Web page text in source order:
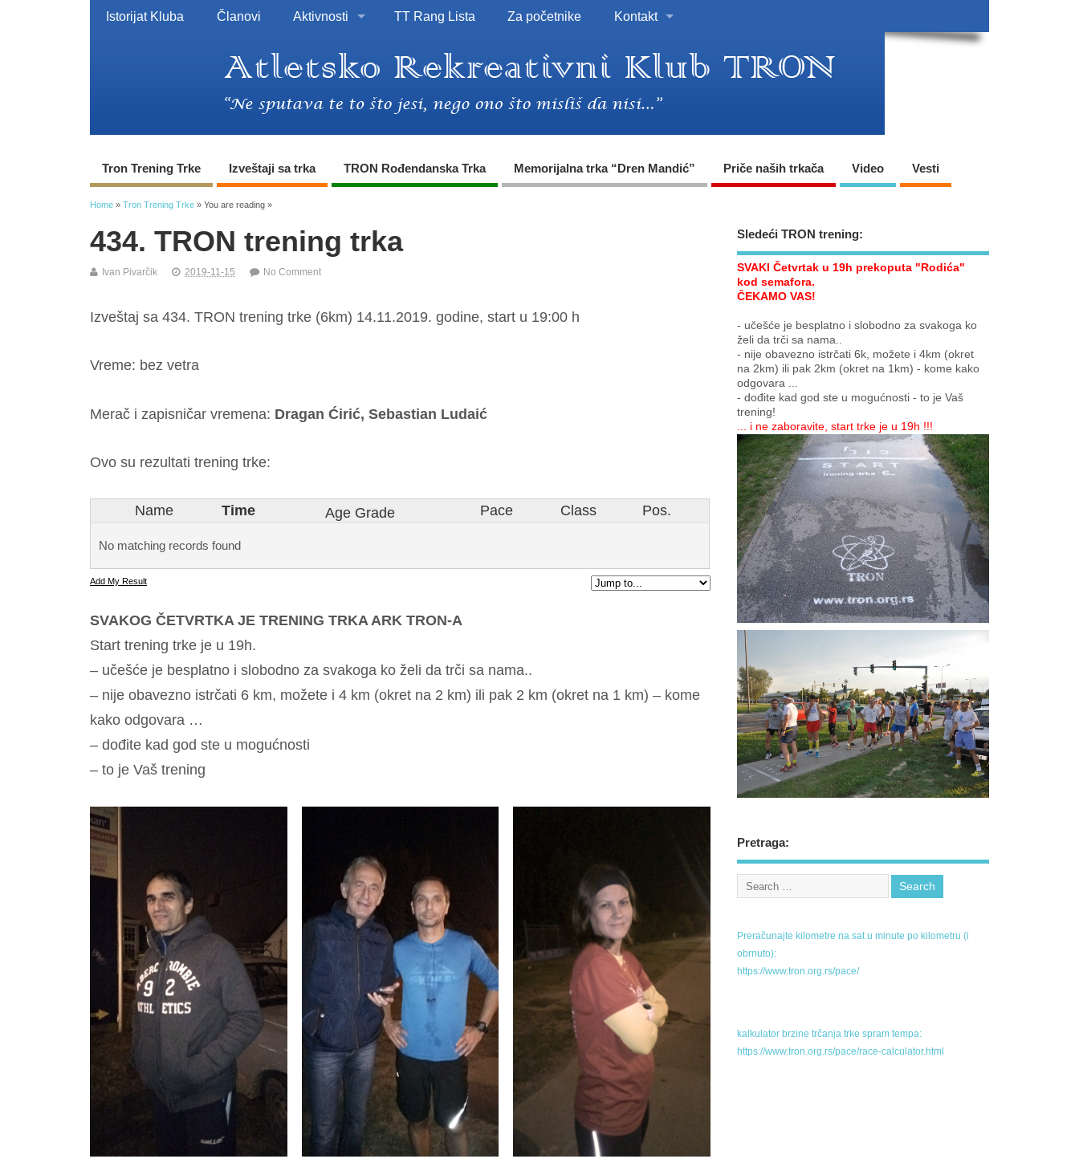
Istorijat Kluba Članovi Aktivnosti TT Rang Lista Za početnike Kontakt
Tron Trening Trke Izveštaji sa trka TRON Rođendanska Trka Memorijalna trka “Dren Mandić” Priče naših trkača Video Vesti
Home » Tron Trening Trke » You are reading »
434. TRON trening trka
Ivan Pivarčik 2019-11-15 No Comment
Izveštaj sa 434. TRON trening trke (6km) 14.11.2019. godine, start u 19:00 h
Vreme: bez vetra
Merač i zapisničar vremena: Dragan Ćirić, Sebastian Ludaić
Ovo su rezultati trening trke:
Name Time Age Grade Pace Class Pos.
No matching records found
Add My Result
SVAKOG ČETVRTKA JE TRENING TRKA ARK TRON-A
Start trening trke je u 19h.
– učešće je besplatno i slobodno za svakoga ko želi da trči sa nama..
– nije obavezno istrčati 6 km, možete i 4 km (okret na 2 km) ili pak 2 km (okret na 1 km) – kome
kako odgovara …
– dođite kad god ste u mogućnosti
– to je Vaš trening
Sledeći TRON trening:
SVAKI Četvrtak u 19h prekoputa "Rodića"
kod semafora.
ČEKAMO VAS!
- učešće je besplatno i slobodno za svakoga ko
želi da trči sa nama..
- nije obavezno istrčati 6k, možete i 4km (okret
na 2km) ili pak 2km (okret na 1km) - kome kako
odgovara ...
- dođite kad god ste u mogućnosti - to je Vaš
trening!
... i ne zaboravite, start trke je u 19h !!!
Pretraga:
Preračunajte kilometre na sat u minute po kilometru (i
obrnuto):
https://www.tron.org.rs/pace/
kalkulator brzine trčanja trke spram tempa:
https://www.tron.org.rs/pace/race-calculator.html